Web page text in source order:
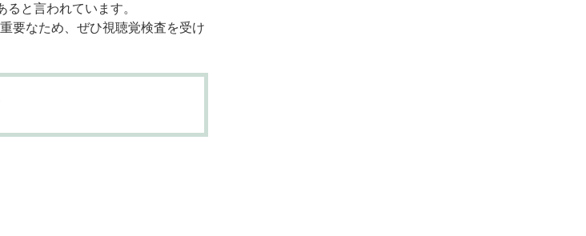
と言われています。
要なため、ぜひ視聴覚検査を受け